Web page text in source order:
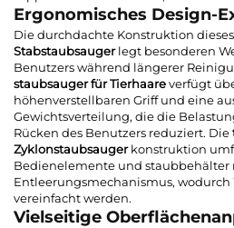
Ergonomisches Design-
Die durchdachte Konstruktion dieses
Stabstaubsaugerlegt besonderen
Benutzers während längerer
staubsauger für Tierhaareverfügt
höhenverstellbaren Griff und eine
Gewichtsverteilung, die die
Rücken des Benutzers reduziert. Die
Zyklonstaubsaugerkonstruktion
Bedienelemente und staubbehälter
Entleerungsmechanismus,
vereinfacht werden.
Vielseitige